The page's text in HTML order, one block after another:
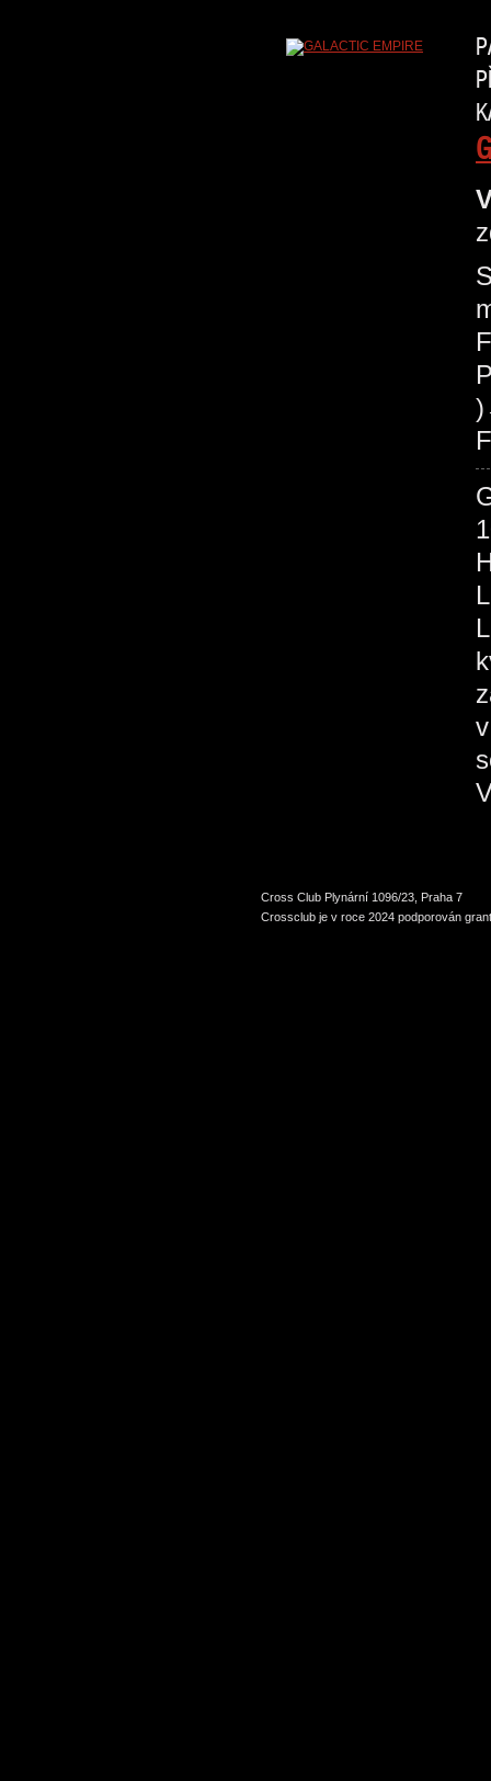
Cross Club Plynární 1096/23, Praha 7
Crossclub je v roce 2024 podporován